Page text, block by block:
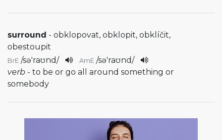
surround - obklopovat, obklopit, obklíčit,
obestoupit
BrE /sə'raʊnd/ AmE /sə'raʊnd/
verb - to be or go all around something or
somebody